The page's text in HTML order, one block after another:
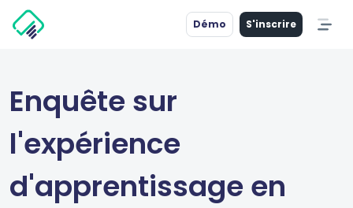
Démo S'inscrire
Enquête sur
l'expérience
d'apprentissage en